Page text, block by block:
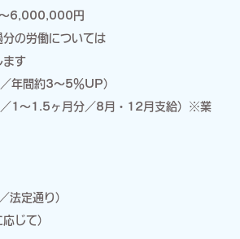
6,000,000円
の労働については
ます
年間約3～5％UP）
／1～1.5ヶ月分／8月・12月支給）※業
法定通り）
じて）